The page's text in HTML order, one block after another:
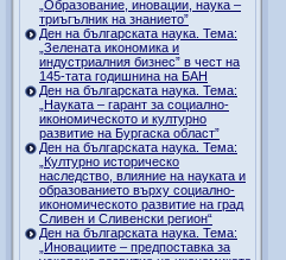
„Образование, иновации, наука –
триъгълник на знанието”
Ден на българската наука. Тема:
„Зелената икономика и
индустриалния бизнес” в чест на
145-тата годишнина на БАН
Ден на българската наука. Тема:
„Науката – гарант за социално-
икономическото и културно
развитие на Бургаска област”
Ден на българската наука. Тема:
„Културно историческо
наследство, влияние на науката и
образованието върху социално-
икономическото развитие на град
Сливен и Сливенски регион“
Ден на българската наука. Тема:
„Иновациите – предпоставка за